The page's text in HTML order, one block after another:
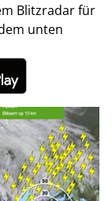
Blitzradar für
unten